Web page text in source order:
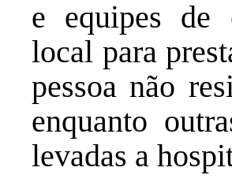
e equipes de
local para
pessoa não
enquanto
levadas a